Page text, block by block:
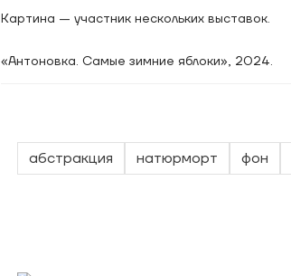
Картина — участник нескольких выставок.
«Антоновка. Самые зимние яблоки», 2024.
абстракция натюрморт фон